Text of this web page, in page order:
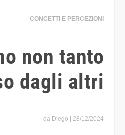
CONCETTI E PERCEZIONI
non tanto
dagli altri
da Diego |28/12/2024